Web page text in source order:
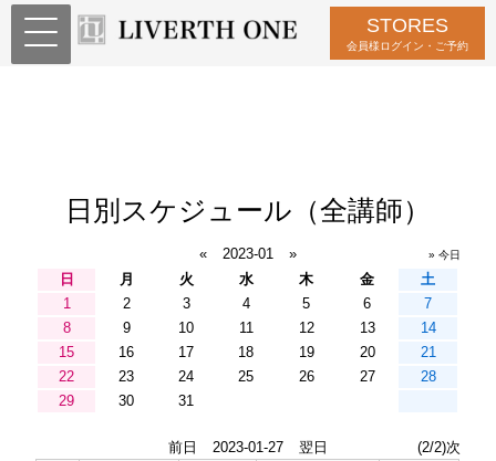
STORES
会員様ログイン・ご予約
日別スケジュール（全講師）
« 2023-01 » » 今日
日 月 火 水 木 金
土
1
2 3 4 5 6
7
8
9 10 11 12 13
14
15
16 17 18 19 20
21
22
23 24 25 26 27
28
29
30 31
前日 2023-01-27 翌日
(2/2)次